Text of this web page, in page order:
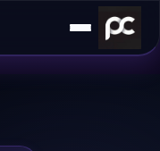
تخطي إلى المحتوى